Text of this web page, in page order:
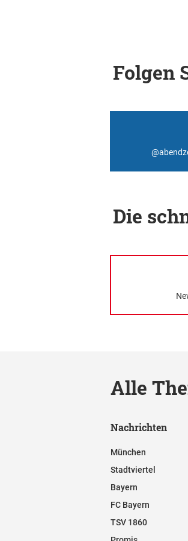
Folgen
Die
Alle
Nachrichten
München
Stadtviertel
Bayern
FC Bayern
TSV 1860